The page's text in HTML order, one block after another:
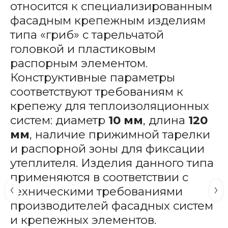
относится к специализированным
фасадным крепежным изделиям
типа «гриб» с тарельчатой
головкой и пластиковым
распорным элементом.
Конструктивные параметры
соответствуют требованиям к
крепежу для теплоизоляционных
систем: диаметр 10 мм, длина 120
мм, наличие прижимной тарелки
и распорной зоны для фиксации
утеплителя. Изделия данного типа
применяются в соответствии с
техническими требованиями
производителей фасадных систем
и крепежных элементов.